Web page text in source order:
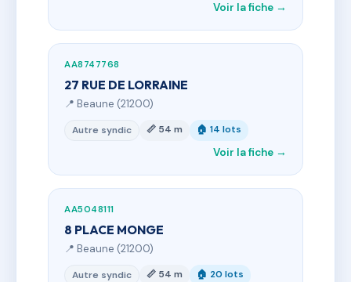
Voir la fiche →
AA8747768
27 RUE DE LORRAINE
📍 Beaune (21200)
Autre syndic 📏 54 m 🏠 14 lots
Voir la fiche →
AA5048111
8 PLACE MONGE
📍 Beaune (21200)
Autre syndic 📏 54 m 🏠 20 lots